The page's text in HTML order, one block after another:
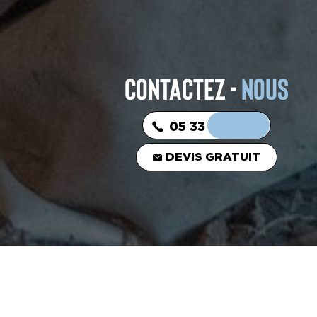
CONTACTEZ -NOUS
05 33 06 03 16
DEVIS GRATUIT